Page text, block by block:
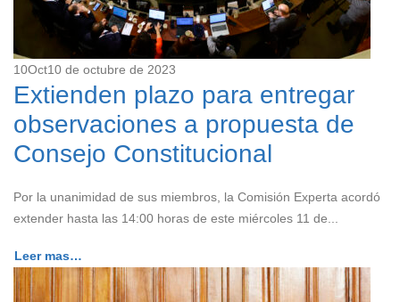
10Oct10 de octubre de 2023
Extienden plazo para entregar
observaciones a propuesta de
Consejo Constitucional
Por la unanimidad de sus miembros, la Comisión Experta acordó
extender hasta las 14:00 horas de este miércoles 11 de...
Leer mas…